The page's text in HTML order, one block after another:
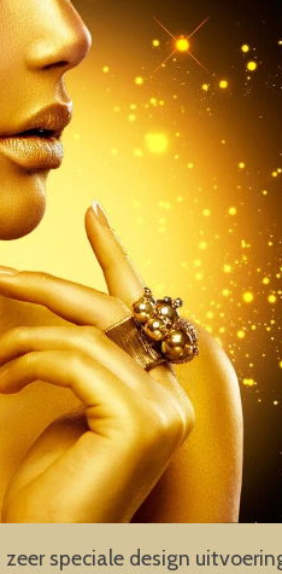
speciale design